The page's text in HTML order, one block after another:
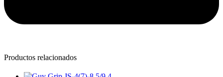
Productos relacionados